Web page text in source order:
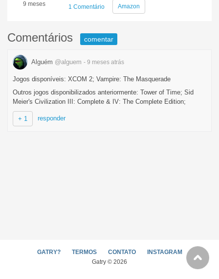
9 meses 1 Comentário Amazon
Comentários comentar
Alguém @alguem - 9 meses atrás
Jogos disponíveis: XCOM 2; Vampire: The Masquerade
Outros jogos disponibilizados anteriormente: Tower of Time; Sid
Meier's Civilization III: Complete & IV: The Complete Edition;
+ 1 responder
GATRY? TERMOS CONTATO
INSTAGRAM
Gatry © 2026